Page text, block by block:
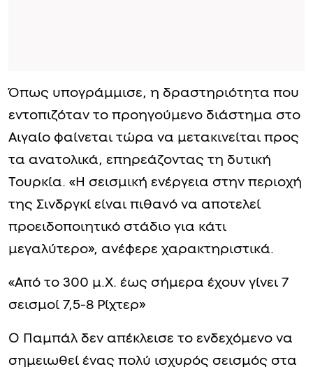
Όπως υπογράμμισε, η δραστηριότητα που
εντοπιζόταν το προηγούμενο διάστημα στο
Αιγαίο φαίνεται τώρα να μετακινείται προς
τα ανατολικά, επηρεάζοντας τη δυτική
Τουρκία. «Η σεισμική ενέργεια στην περιοχή
της Σινδργκί είναι πιθανό να αποτελεί
προειδοποιητικό στάδιο για κάτι
μεγαλύτερο», ανέφερε χαρακτηριστικά.
«Από το 300 μ.Χ. έως σήμερα έχουν γίνει 7
σεισμοί 7,5-8 Ρίχτερ»
Ο Παμπάλ δεν απέκλεισε το ενδεχόμενο να
σημειωθεί ένας πολύ ισχυρός σεισμός στα